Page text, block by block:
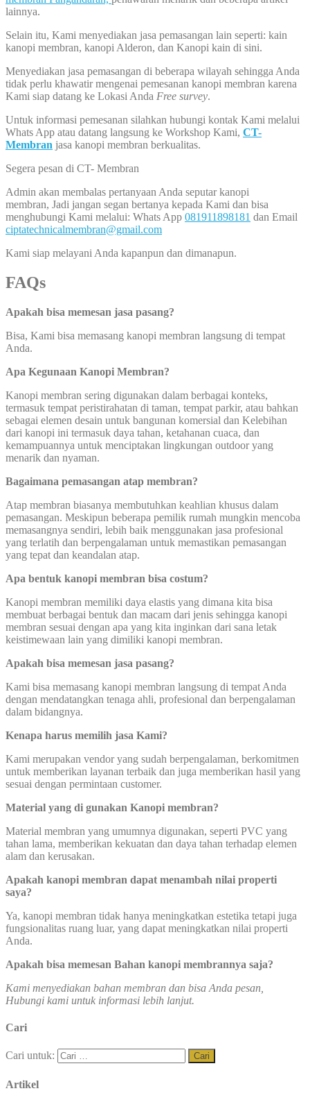
lainnya.
Selain itu, Kami menyediakan jasa pemasangan lain seperti: kain
kanopi membran, kanopi Alderon, dan Kanopi kain di sini.
Menyediakan jasa pemasangan di beberapa wilayah sehingga Anda
tidak perlu khawatir mengenai pemesanan kanopi membran karena
Kami siap datang ke Lokasi Anda Free survey.
Untuk informasi pemesanan silahkan hubungi kontak Kami melalui
Whats App atau datang langsung ke Workshop Kami, CT-
Membran jasa kanopi membran berkualitas.
Segera pesan di CT- Membran
Admin akan membalas pertanyaan Anda seputar kanopi
membran, Jadi jangan segan bertanya kepada Kami dan bisa
menghubungi Kami melalui: Whats App 081911898181 dan Email
ciptatechnicalmembran@gmail.com
Kami siap melayani Anda kapanpun dan dimanapun.
FAQs
Apakah bisa memesan jasa pasang?
Bisa, Kami bisa memasang kanopi membran langsung di tempat
Anda.
Apa Kegunaan Kanopi Membran?
Kanopi membran sering digunakan dalam berbagai konteks,
termasuk tempat peristirahatan di taman, tempat parkir, atau bahkan
sebagai elemen desain untuk bangunan komersial dan Kelebihan
dari kanopi ini termasuk daya tahan, ketahanan cuaca, dan
kemampuannya untuk menciptakan lingkungan outdoor yang
menarik dan nyaman.
Bagaimana pemasangan atap membran?
Atap membran biasanya membutuhkan keahlian khusus dalam
pemasangan. Meskipun beberapa pemilik rumah mungkin mencoba
memasangnya sendiri, lebih baik menggunakan jasa profesional
yang terlatih dan berpengalaman untuk memastikan pemasangan
yang tepat dan keandalan atap.
Apa bentuk kanopi membran bisa costum?
Kanopi membran memiliki daya elastis yang dimana kita bisa
membuat berbagai bentuk dan macam dari jenis sehingga kanopi
membran sesuai dengan apa yang kita inginkan dari sana letak
keistimewaan lain yang dimiliki kanopi membran.
Apakah bisa memesan jasa pasang?
Kami bisa memasang kanopi membran langsung di tempat Anda
dengan mendatangkan tenaga ahli, profesional dan berpengalaman
dalam bidangnya.
Kenapa harus memilih jasa Kami?
Kami merupakan vendor yang sudah berpengalaman, berkomitmen
untuk memberikan layanan terbaik dan juga memberikan hasil yang
sesuai dengan permintaan customer.
Material yang di gunakan Kanopi membran?
Material membran yang umumnya digunakan, seperti PVC yang
tahan lama, memberikan kekuatan dan daya tahan terhadap elemen
alam dan kerusakan.
Apakah kanopi membran dapat menambah nilai properti
saya?
Ya, kanopi membran tidak hanya meningkatkan estetika tetapi juga
fungsionalitas ruang luar, yang dapat meningkatkan nilai properti
Anda.
Apakah bisa memesan Bahan kanopi membrannya saja?
Kami menyediakan bahan membran dan bisa Anda pesan,
Hubungi kami untuk informasi lebih lanjut.
Cari
Cari untuk:
Artikel